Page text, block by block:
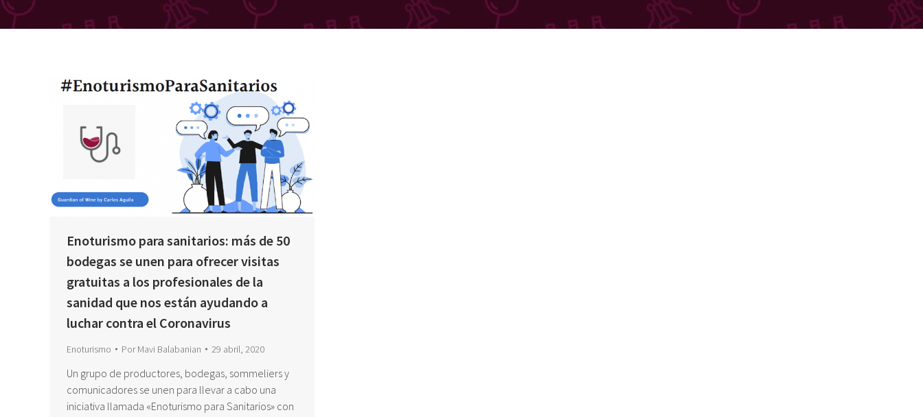
Enoturismo para sanitarios: más de 50
bodegas se unen para ofrecer visitas
gratuitas a los profesionales de la
sanidad que nos están ayudando a
luchar contra el Coronavirus
Enoturismo PorMavi Balabanian 29 abril, 2020
Un grupo de productores, bodegas, sommeliers y
comunicadores se unen para llevar a cabo una
iniciativa llamada «Enoturismo para Sanitarios» con